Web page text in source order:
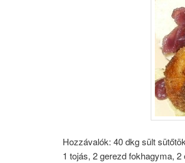
Hozzávalók: 40 dkg sült
1 tojás, 2 gerezd fokhagyma,